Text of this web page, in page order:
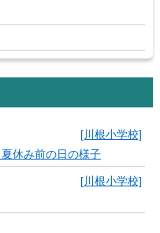
[川根小学校]
休み前の日の様子
[川根小学校]